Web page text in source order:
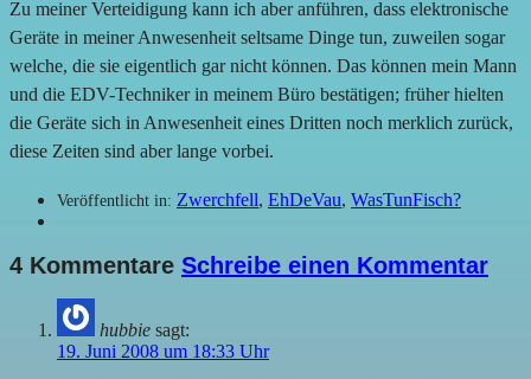
Zu meiner Verteidigung kann ich aber anführen, dass elektronische
Geräte in meiner Anwesenheit seltsame Dinge tun, zuweilen sogar
welche, die sie eigentlich gar nicht können. Das können mein Mann
und die EDV-Techniker in meinem Büro bestätigen; früher hielten
die Geräte sich in Anwesenheit eines Dritten noch merklich zurück,
diese Zeiten sind aber lange vorbei.
Veröffentlicht in: Zwerchfell, EhDeVau, WasTunFisch?
4 Kommentare Schreibe einen Kommentar
hubbie sagt:
19. Juni 2008 um 18:33 Uhr